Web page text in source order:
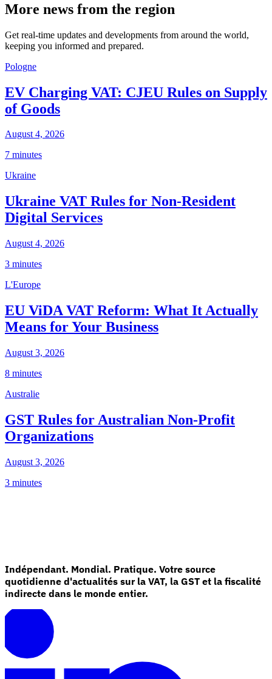
More news from the region
Get real-time updates and developments from around the world,
keeping you informed and prepared.
Pologne
EV Charging VAT: CJEU Rules on Supply
of Goods
August 4, 2026
7 minutes
Ukraine
Ukraine VAT Rules for Non-Resident
Digital Services
August 4, 2026
3 minutes
L'Europe
EU ViDA VAT Reform: What It Actually
Means for Your Business
August 3, 2026
8 minutes
Australie
GST Rules for Australian Non-Profit
Organizations
August 3, 2026
3 minutes
Indépendant. Mondial. Pratique. Votre source
quotidienne d'actualités sur la VAT, la GST et la fiscalité
indirecte dans le monde entier.